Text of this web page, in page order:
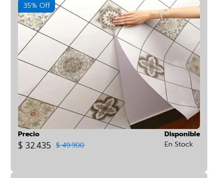
35% Off
Precio
$ 32.435 $ 49.900
Disponible
En Stock